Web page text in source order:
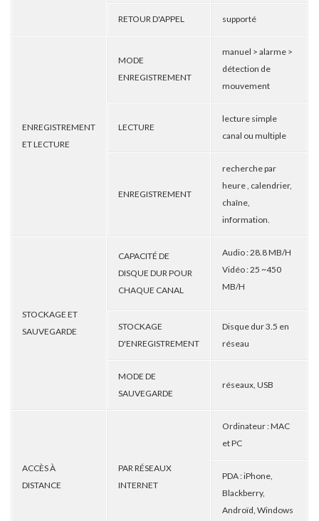
RETOUR D'APPEL supporté
ENREGISTREMENT
ET LECTURE
MODE
ENREGISTREMENT
manuel > alarme >
détection de
mouvement
LECTURE
lecture simple
canal ou multiple
ENREGISTREMENT
recherche par
heure , calendrier,
chaîne,
information.
STOCKAGE ET
SAUVEGARDE
CAPACITÉ DE
DISQUE DUR POUR
CHAQUE CANAL
Audio : 28.8 MB/H
Vidéo : 25 ~450
MB/H
STOCKAGE
D'ENREGISTREMENT
Disque dur 3.5 en
réseau
MODE DE
SAUVEGARDE
réseaux, USB
ACCÈS À
DISTANCE
PAR RÉSEAUX
INTERNET
Ordinateur : MAC
et PC
PDA : iPhone,
Blackberry,
Androïd, Windows